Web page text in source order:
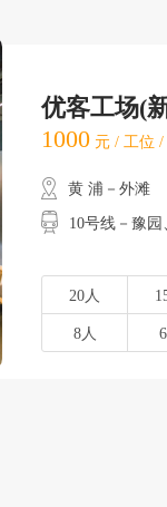
优客工场(
1000 元 / 工位
黄 浦－外滩
10号线－豫园
20人
8人